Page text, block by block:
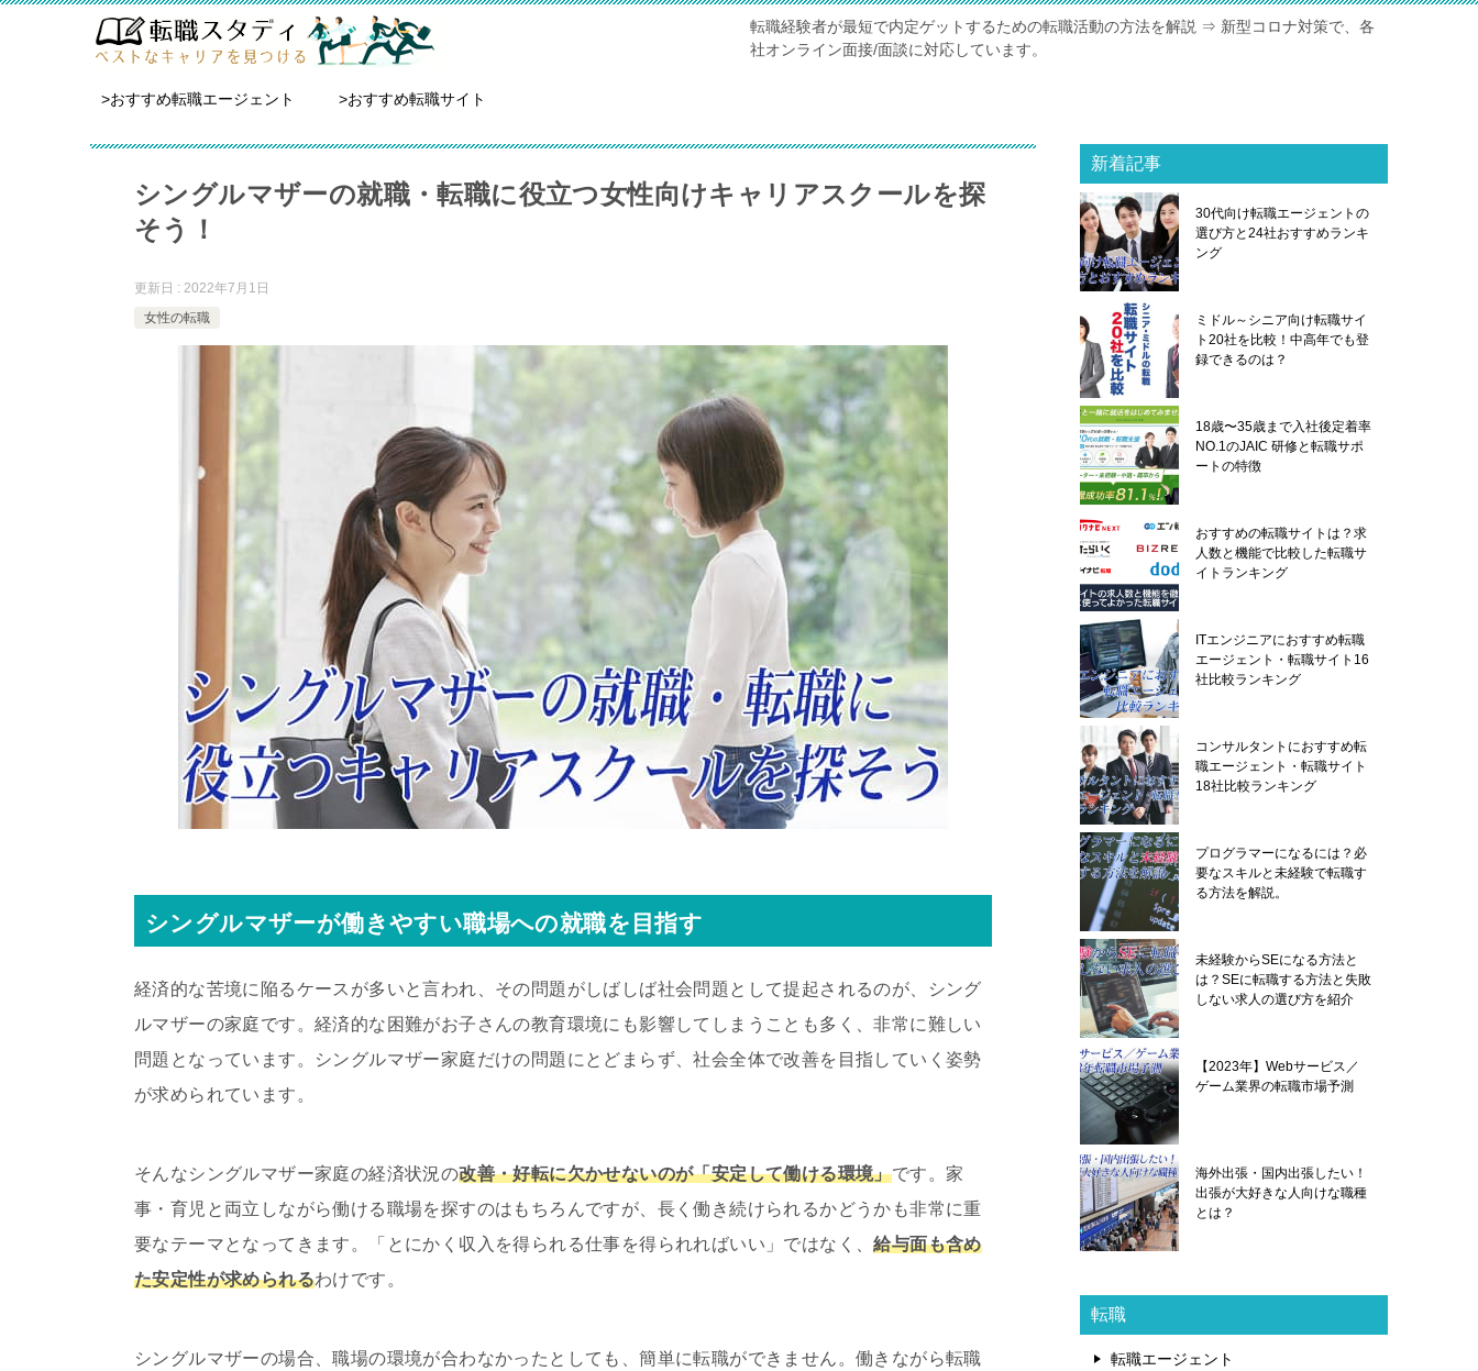
転職経験者が最短で内定ゲットするための転職活動の方法を解説 ⇒ 新型コロナ対策で、各
社オンライン面接/面談に対応しています。
>おすすめ転職エージェント >おすすめ転職サイト
シングルマザーの就職・転職に役立つ女性向けキャリアスクールを探
そう！
更新日 : 2022年7月1日
女性の転職
シングルマザーが働きやすい職場への就職を目指す
経済的な苦境に陥るケースが多いと言われ、その問題がしばしば社会問題として提起されるのが、シング
ルマザーの家庭です。経済的な困難がお子さんの教育環境にも影響してしまうことも多く、非常に難しい
問題となっています。シングルマザー家庭だけの問題にとどまらず、社会全体で改善を目指していく姿勢
が求められています。
そんなシングルマザー家庭の経済状況の改善・好転に欠かせないのが「安定して働ける環境」です。家
事・育児と両立しながら働ける職場を探すのはもちろんですが、長く働き続けられるかどうかも非常に重
要なテーマとなってきます。「とにかく収入を得られる仕事を得られればいい」ではなく、給与面も含め
た安定性が求められるわけです。
シングルマザーの場合、職場の環境が合わなかったとしても、簡単に転職ができません。働きながら転職
新着記事
30代向け転職エージェントの
選び方と24社おすすめランキ
ング
ミドル～シニア向け転職サイ
ト20社を比較！中高年でも登
録できるのは？
18歳〜35歳まで入社後定着率
NO.1のJAIC 研修と転職サポ
ートの特徴
おすすめの転職サイトは？求
人数と機能で比較した転職サ
イトランキング
ITエンジニアにおすすめ転職
エージェント・転職サイト16
社比較ランキング
コンサルタントにおすすめ転
職エージェント・転職サイト
18社比較ランキング
プログラマーになるには？必
要なスキルと未経験で転職す
る方法を解説。
未経験からSEになる方法と
は？SEに転職する方法と失敗
しない求人の選び方を紹介
【2023年】Webサービス／
ゲーム業界の転職市場予測
海外出張・国内出張したい！
出張が大好きな人向けな職種
とは？
転職
転職エージェント